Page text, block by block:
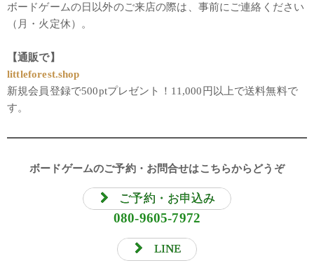
ボードゲームの日以外のご来店の際は、事前にご連絡ください
（月・火定休）。
【通販で】
littleforest.shop
新規会員登録で500ptプレゼント！11,000円以上で送料無料で
す。
ボードゲームのご予約・お問合せはこちらからどうぞ
ご予約・お申込み
080-9605-7972
LINE